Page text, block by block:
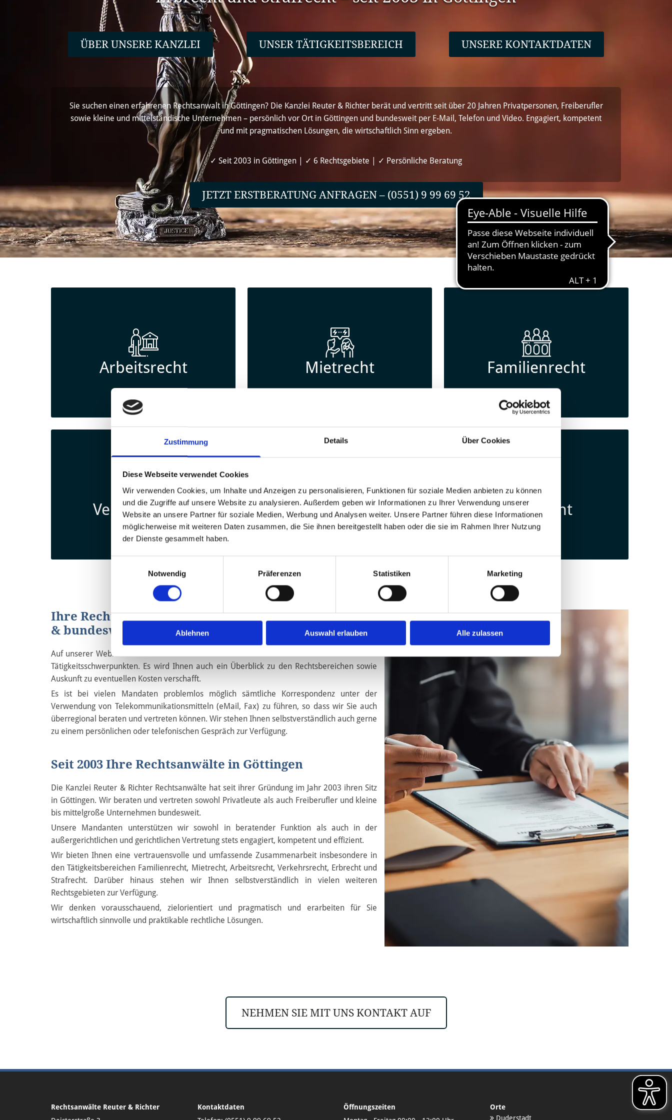
Zustimmung Details Über Cookies
Diese Webseite verwendet Cookies
Wir verwenden Cookies, um Inhalte und Anzeigen zu personalisieren, Funktionen für soziale Medien anbieten zu können
und die Zugriffe auf unsere Website zu analysieren. Außerdem geben wir Informationen zu Ihrer Verwendung unserer
Website an unsere Partner für soziale Medien, Werbung und Analysen weiter. Unsere Partner führen diese Informationen
möglicherweise mit weiteren Daten zusammen, die Sie ihnen bereitgestellt haben oder die sie im Rahmen Ihrer Nutzung
der Dienste gesammelt haben.
Einwilligungsauswahl
Notwendig
Präferenzen Statistiken Marketing
Ablehnen Auswahl erlauben Alle zulassen
ÜBER UNSERE KANZLEI UNSER TÄTIGKEITSBEREICH UNSERE KONTAKTDATEN
Sie suchen einen erfahrenen Rechtsanwalt in Göttingen? Die Kanzlei Reuter & Richter berät und vertritt seit über 20 Jahren Privatpersonen, Freiberufler
sowie kleine und mittelständische Unternehmen – persönlich vor Ort in Göttingen und bundesweit per E-Mail, Telefon und Video. Engagiert, kompetent
und mit pragmatischen Lösungen, die wirtschaftlich Sinn ergeben.
✓ Seit 2003 in Göttingen | ✓ 6 Rechtsgebiete | ✓ Persönliche Beratung
JETZT ERSTBERATUNG ANFRAGEN – (0551) 9 99 69 52
Arbeitsrecht Mietrecht Familienrecht
Verkehrsrecht Erbrecht Strafrecht
Ihre Rechtsanwaltskanzlei in Göttingen – persönlich
& bundesweit
Auf unserer Webseite finden Sie Informationen zu unseren Rechtsanwälten sowie unseren
Tätigkeitsschwerpunkten. Es wird Ihnen auch ein Überblick zu den Rechtsbereichen sowie
Auskunft zu eventuellen Kosten verschafft.
Es ist bei vielen Mandaten problemlos möglich sämtliche Korrespondenz unter der
Verwendung von Telekommunikationsmitteln (eMail, Fax) zu führen, so dass wir Sie auch
überregional beraten und vertreten können. Wir stehen Ihnen selbstverständlich auch gerne
zu einem persönlichen oder telefonischen Gespräch zur Verfügung.
Seit 2003 Ihre Rechtsanwälte in Göttingen
Die Kanzlei Reuter & Richter Rechtsanwälte hat seit ihrer Gründung im Jahr 2003 ihren Sitz
in Göttingen. Wir beraten und vertreten sowohl Privatleute als auch Freiberufler und kleine
bis mittelgroße Unternehmen bundesweit.
Unsere Mandanten unterstützen wir sowohl in beratender Funktion als auch in der
außergerichtlichen und gerichtlichen Vertretung stets engagiert, kompetent und effizient.
Wir bieten Ihnen eine vertrauensvolle und umfassende Zusammenarbeit insbesondere in
den Tätigkeitsbereichen Familienrecht, Mietrecht, Arbeitsrecht, Verkehrsrecht, Erbrecht und
Strafrecht. Darüber hinaus stehen wir Ihnen selbstverständlich in vielen weiteren
Rechtsgebieten zur Verfügung.
Wir denken vorausschauend, zielorientiert und pragmatisch und erarbeiten für Sie
wirtschaftlich sinnvolle und praktikable rechtliche Lösungen.
NEHMEN SIE MIT UNS KONTAKT AUF
Rechtsanwälte Reuter & Richter
Kontaktdaten
Öffnungszeiten
Orte
 Duderstadt